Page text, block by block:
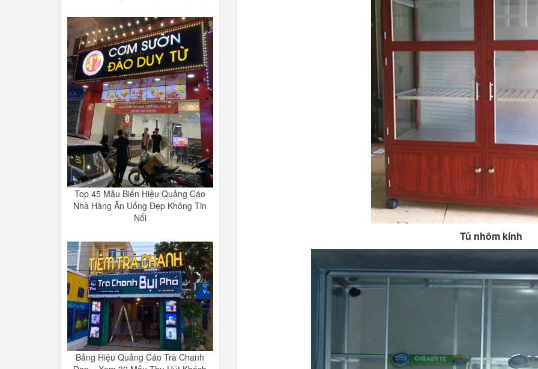
Top 45 Mẫu Biển Hiệu Quảng Cáo
Nhà Hàng Ăn Uống Đẹp Không Tin
Nổi
Bảng Hiệu Quảng Cáo Trà Chanh
Tủ nhôm kính